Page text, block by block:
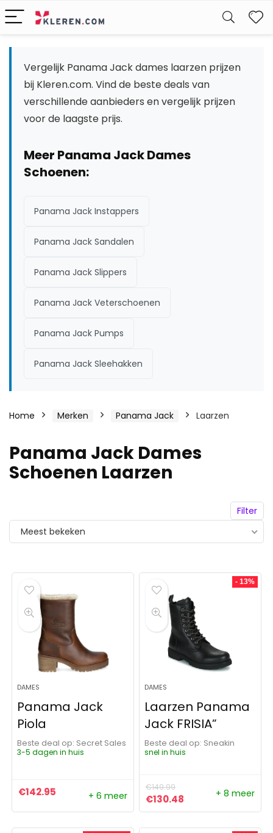
Vergelijk Panama Jack dames laarzen prijzen
bij Kleren.com. Vind de beste deals van
verschillende aanbieders en vergelijk prijzen
voor de laagste prijs.
Meer Panama Jack Dames
Schoenen:
Panama Jack Instappers
Panama Jack Sandalen
Panama Jack Slippers
Panama Jack Veterschoenen
Panama Jack Pumps
Panama Jack Sleehakken
Home Merken Panama Jack Laarzen
Panama Jack Dames
Schoenen Laarzen
Filter
Meest bekeken
DAMES
Panama Jack
Piola
Beste deal op:
Secret Sales
3-5 dagen in huis
€142.95 + 6 meer
- 13%
DAMES
Laarzen Panama
Jack FRISIA”
Beste deal op:
Sneakin
snel in huis
€149.99
Oorspronkelijke prijs was:
€130.48 Huidige prijs is:
+ 8 meer